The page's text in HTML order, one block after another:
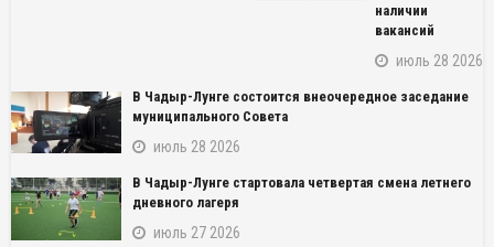
наличии
вакансий
июль 28 2026
В Чадыр-Лунге состоится внеочередное заседание
муниципального Совета
июль 28 2026
В Чадыр-Лунге стартовала четвертая смена летнего
дневного лагеря
июль 27 2026